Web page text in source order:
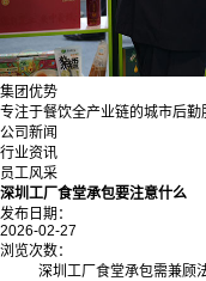
集团优势
专注于餐饮全产业链的城市后
公司新闻
行业资讯
员工风采
深圳工厂食堂承包要注意什么
发布日期：
2026-02-27
浏览次数：
深圳工厂食堂承包需兼顾